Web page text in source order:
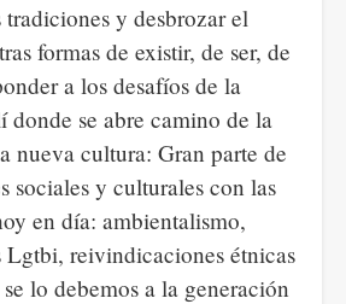
tradiciones y desbrozar el
formas de existir, de ser, de
a los desafíos de la
donde se abre camino de la
nueva cultura: Gran parte de
sociales y culturales con las
en día: ambientalismo,
Lgtbi, reivindicaciones étnicas
lo debemos a la generación